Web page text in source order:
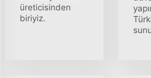
üreticisinden
biriyiz.